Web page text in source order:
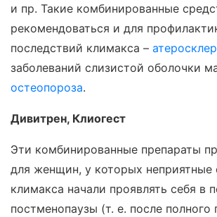
и пр. Такие комбинированные
рекомендоваться и для
последствий климакса –
заболеваний слизистой оболочки
остеопороза.
Дивитрен, Клиогест
Эти комбинированные препараты
для женщин, у которых
климакса начали проявлять себя в
постменопаузы (т. е. после